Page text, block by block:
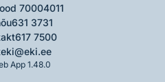
70004011
631 3731
617 7500
eki@eki.ee
App 1.48.0